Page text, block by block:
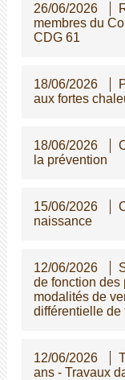
26/06/2026
membres du
CDG 61
18/06/2026
aux fortes
18/06/2026
la prévention
15/06/2026
naissance
12/06/2026
de fonction des
modalités de
différentielle de
12/06/2026
ans - Travaux